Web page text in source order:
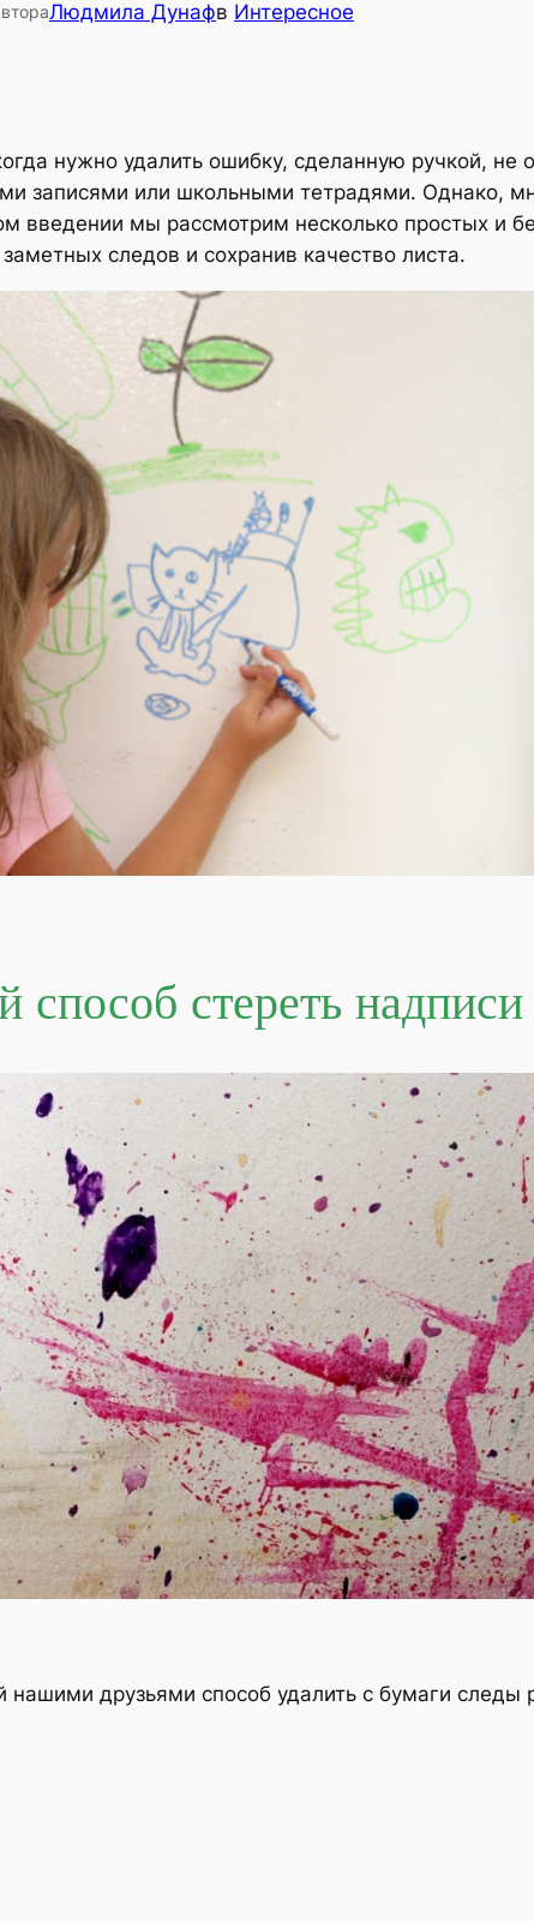
Людмила Дунафв Интересное
нужно удалить ошибку, сделанную ручкой,
записями или школьными тетрадями. Однако,
введении мы рассмотрим несколько простых и
следов и сохранив качество листа.
способ стереть
друзьями способ удалить с бумаги следы